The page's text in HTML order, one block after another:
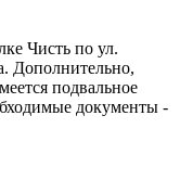
Чисть по ул.
Дополнительно,
подвальное
документы -